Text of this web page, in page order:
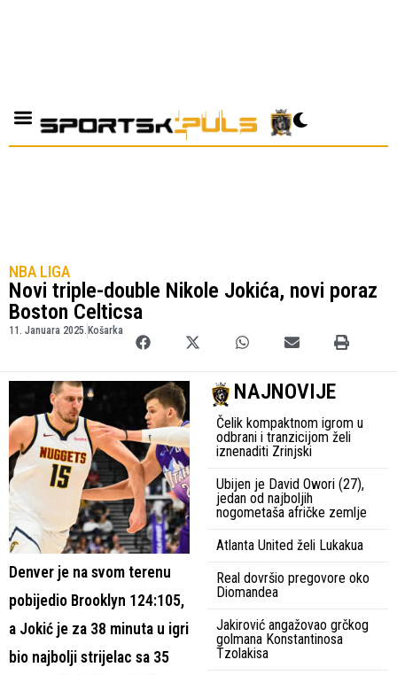
NBA LIGA
Novi triple-double Nikole Jokića, novi poraz
Boston Celticsa
11. Januara 2025. Košarka
Denver je na svom terenu
pobijedio Brooklyn 124:105,
a Jokić je za 38 minuta u igri
bio najbolji strijelac sa 35
NAJNOVIJE
Čelik kompaktnom igrom u
odbrani i tranzicijom želi
iznenaditi Zrinjski
Ubijen je David Owori (27),
jedan od najboljih
nogometaša afričke zemlje
Atlanta United želi Lukakua
Real dovršio pregovore oko
Diomandea
Jakirović angažovao grčkog
golmana Konstantinosa
Tzolakisa